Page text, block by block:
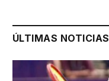
ÚLTIMAS NOTICIAS